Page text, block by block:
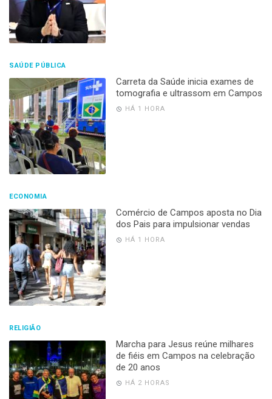
SAÚDE PÚBLICA
Carreta da Saúde inicia exames de
tomografia e ultrassom em Campos
HÁ 1 HORA
ECONOMIA
Comércio de Campos aposta no Dia
dos Pais para impulsionar vendas
HÁ 1 HORA
RELIGIÃO
Marcha para Jesus reúne milhares
de fiéis em Campos na celebração
de 20 anos
HÁ 2 HORAS